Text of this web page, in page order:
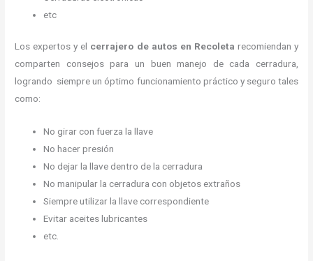
etc
Los expertos y el cerrajero de autos en Recoleta recomiendan y
comparten consejos para un buen manejo de cada cerradura,
logrando siempre un óptimo funcionamiento práctico y seguro tales
como:
No girar con fuerza la llave
No hacer presión
No dejar la llave dentro de la cerradura
No manipular la cerradura con objetos extraños
Siempre utilizar la llave correspondiente
Evitar aceites lubricantes
etc.